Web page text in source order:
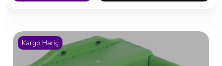
Kargo Hariç